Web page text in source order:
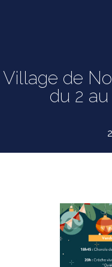
Village de
du 2